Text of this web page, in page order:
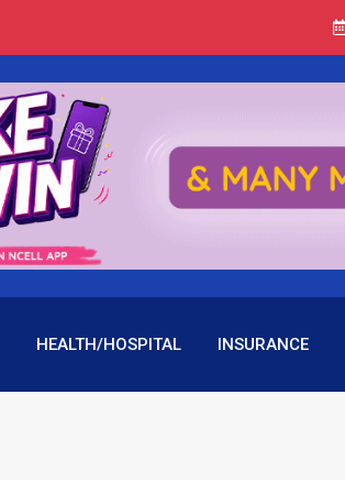
HEALTH/HOSPITAL INSURANCE